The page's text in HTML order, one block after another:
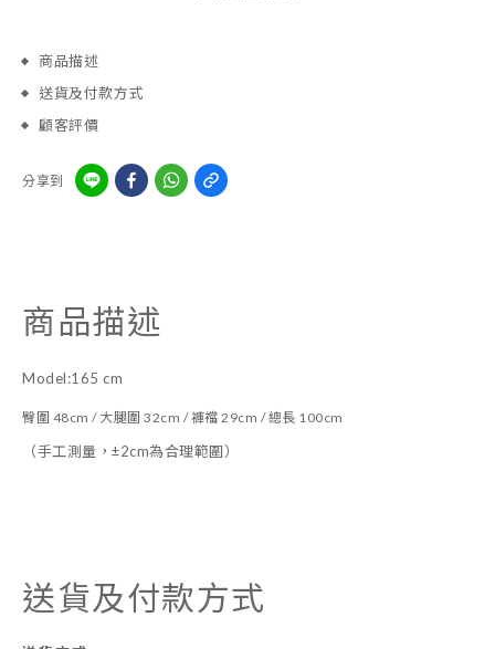
商品描述
送貨及付款方式
顧客評價
分享到
商品描述
Model:165 cm
臀圍 48cm / 大腿圍 32cm / 褲襠 29cm / 總長 100cm
（手工測量，±2cm為合理範圍）
送貨及付款方式